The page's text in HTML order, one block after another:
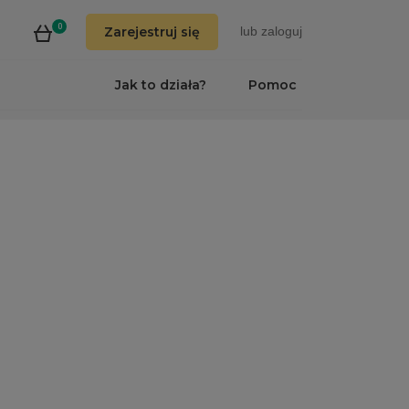
0 Zarejestruj się lub zaloguj
Pomoc
Jak to działa?